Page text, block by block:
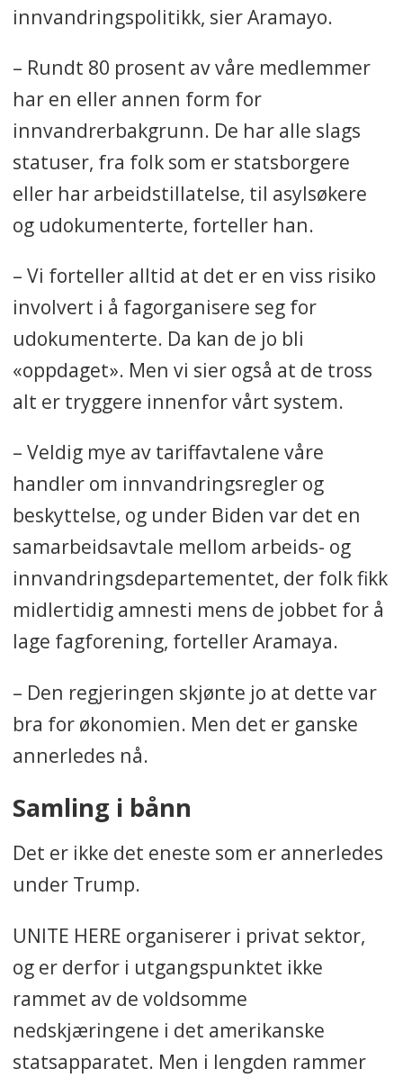
innvandringspolitikk, sier Aramayo.
– Rundt 80 prosent av våre medlemmer
har en eller annen form for
innvandrerbakgrunn. De har alle slags
statuser, fra folk som er statsborgere
eller har arbeidstillatelse, til asylsøkere
og udokumenterte, forteller han.
– Vi forteller alltid at det er en viss risiko
involvert i å fagorganisere seg for
udokumenterte. Da kan de jo bli
«oppdaget». Men vi sier også at de tross
alt er tryggere innenfor vårt system.
– Veldig mye av tariffavtalene våre
handler om innvandringsregler og
beskyttelse, og under Biden var det en
samarbeidsavtale mellom arbeids- og
innvandringsdepartementet, der folk fikk
midlertidig amnesti mens de jobbet for å
lage fagforening, forteller Aramaya.
– Den regjeringen skjønte jo at dette var
bra for økonomien. Men det er ganske
annerledes nå.
Samling i bånn
Det er ikke det eneste som er annerledes
under Trump.
UNITE HERE organiserer i privat sektor,
og er derfor i utgangspunktet ikke
rammet av de voldsomme
nedskjæringene i det amerikanske
statsapparatet. Men i lengden rammer